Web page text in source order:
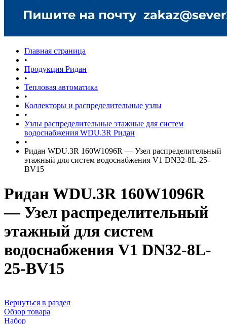
Главная страница
•
Продукция Ридан
•
Тепловая автоматика
•
Коллекторы и распределительные узлы
•
Узлы распределительные этажные для систем
водоснабжения WDU.3R Ридан
•
Ридан WDU.3R 160W1096R — Узел распределительный
этажный для систем водоснабжения V1 DN32-8L-25-
BV15
Ридан WDU.3R 160W1096R
— Узел распределительный
этажный для систем
водоснабжения V1 DN32-8L-
25-BV15
Вернуться в раздел
Обзор товара
Набор